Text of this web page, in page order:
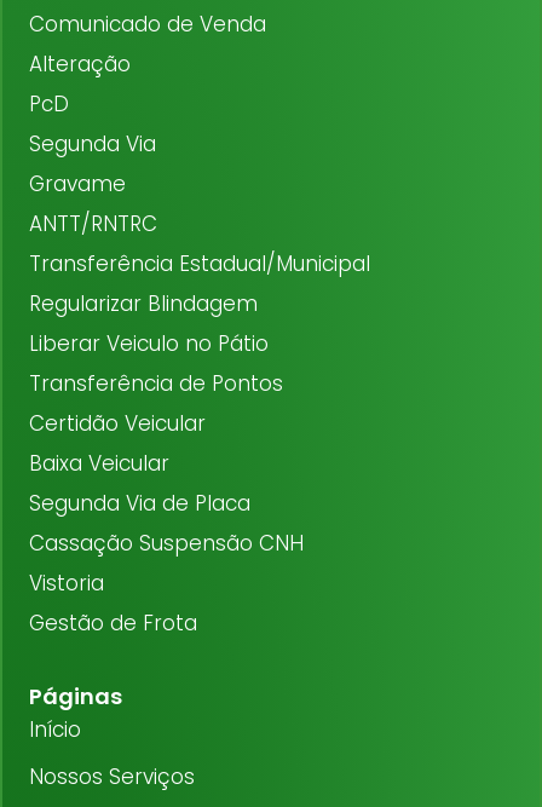
Comunicado de Venda
Alteração
PcD
Segunda Via
Gravame
ANTT/RNTRC
Transferência Estadual/Municipal
Regularizar Blindagem
Liberar Veiculo no Pátio
Transferência de Pontos
Certidão Veicular
Baixa Veicular
Segunda Via de Placa
Cassação Suspensão CNH
Vistoria
Gestão de Frota
Páginas
Início
Nossos Serviços